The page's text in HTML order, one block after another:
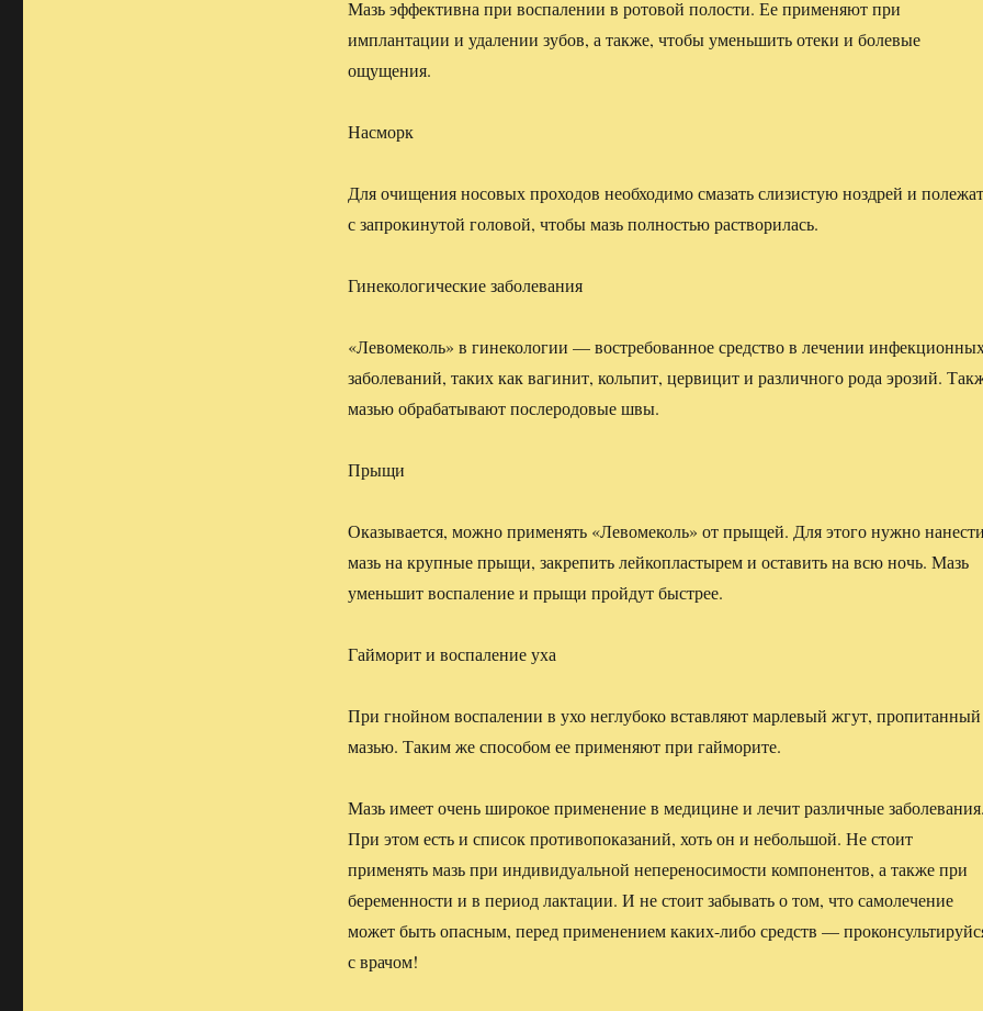
Мазь эффективна при воспалении в ротовой полости. Ее применяют при
имплантации и удалении зубов, а также, чтобы уменьшить отеки и болевые
ощущения.
Насморк
Для очищения носовых проходов необходимо смазать слизистую ноздрей и
с запрокинутой головой, чтобы мазь полностью растворилась.
Гинекологические заболевания
«Левомеколь» в гинекологии — востребованное средство в лечении
заболеваний, таких как вагинит, кольпит, цервицит и различного рода эрозий.
мазью обрабатывают послеродовые швы.
Прыщи
Оказывается, можно применять «Левомеколь» от прыщей. Для этого нужно
мазь на крупные прыщи, закрепить лейкопластырем и оставить на всю ночь. Мазь
уменьшит воспаление и прыщи пройдут быстрее.
Гайморит и воспаление уха
При гнойном воспалении в ухо неглубоко вставляют марлевый жгут, пропитанный
мазью. Таким же способом ее применяют при гайморите.
Мазь имеет очень широкое применение в медицине и лечит различные
При этом есть и список противопоказаний, хоть он и небольшой. Не стоит
применять мазь при индивидуальной непереносимости компонентов, а также при
беременности и в период лактации. И не стоит забывать о том, что самолечение
может быть опасным, перед применением каких-либо средств —
с врачом!